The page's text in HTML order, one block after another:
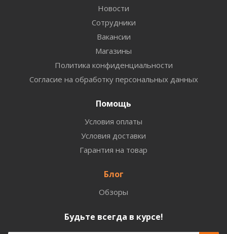
Новости
Сотрудники
Вакансии
Магазины
Политика конфиденциальности
Согласие на обработку персональных данных
Помощь
Условия оплаты
Условия доставки
Гарантия на товар
Блог
Обзоры
Будьте всегда в курсе!